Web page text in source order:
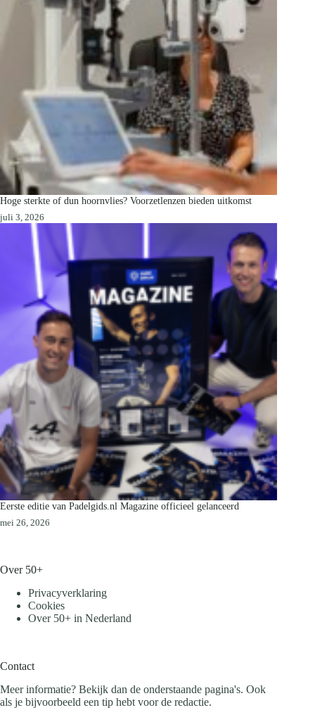
Hoge sterkte of dun hoornvlies? Voorzetlenzen bieden uitkomst
juli 3, 2026
Eerste editie van Padelgids.nl Magazine officieel gelanceerd
mei 26, 2026
Over 50+
Privacyverklaring
Cookies
Over 50+ in Nederland
Contact
Meer informatie? Bekijk dan de onderstaande pagina's. Ook
als je bijvoorbeeld een tip hebt voor de redactie.